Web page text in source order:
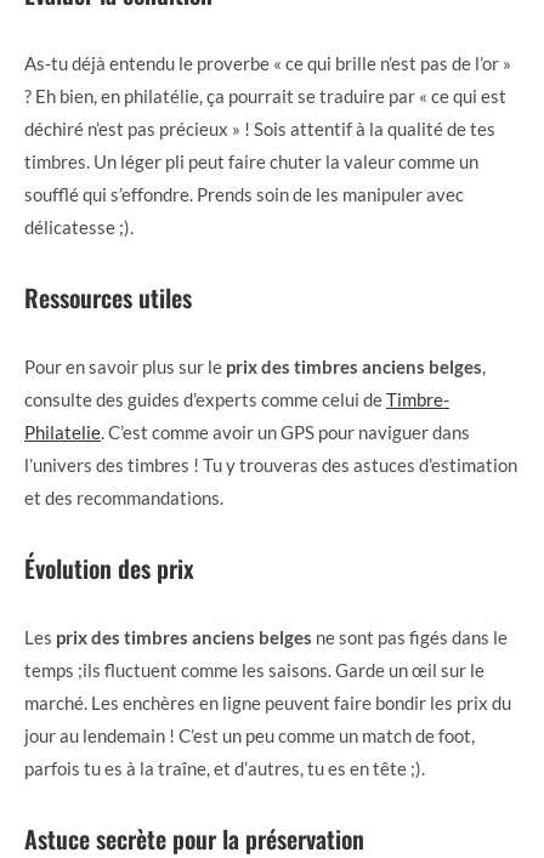
As-tu déjà entendu le proverbe « ce qui brille n’est pas de l’or »
? Eh bien, en philatélie, ça pourrait se traduire par « ce qui est
déchiré n’est pas précieux » ! Sois attentif à la qualité de tes
timbres. Un léger pli peut faire chuter la valeur comme un
soufflé qui s’effondre. Prends soin de les manipuler avec
délicatesse ;).
Ressources utiles
Pour en savoir plus sur le prix des timbres anciens belges,
consulte des guides d’experts comme celui deTimbre-
Philatelie. C’est comme avoir un GPS pour naviguer dans
l’univers des timbres ! Tu y trouveras des astuces d’estimation
et des recommandations.
Évolution des prix
Les prix des timbres anciens belges ne sont pas figés dans le
temps ;ils fluctuent comme les saisons. Garde un œil sur le
marché. Les enchères en ligne peuvent faire bondir les prix du
jour au lendemain ! C’est un peu comme un match de foot,
parfois tu es à la traîne, et d’autres, tu es en tête ;).
Astuce secrète pour la préservation